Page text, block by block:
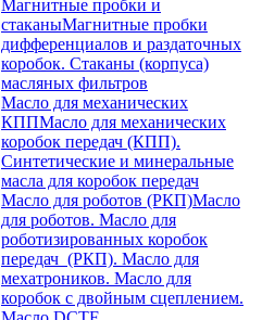
Магнитные пробки и
стаканыМагнитные пробки
дифференциалов и раздаточных
коробок. Стаканы (корпуса)
масляных фильтров
Масло для механических
КППМасло для механических
коробок передач (КПП).
Синтетические и минеральные
масла для коробок передач
Масло для роботов (РКП)Масло
для роботов. Масло для
роботизированных коробок
передач (РКП). Масло для
мехатроников. Масло для
коробок с двойным сцеплением.